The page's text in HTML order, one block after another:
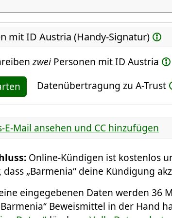
mit ID Austria (Handy-Signatur)
zweiPersonen mit ID Austria
Datenübertragung zu A-Trust
E-Mail ansehen und CC hinzufügen
Online-Kündigen ist kostenlos
„Barmenia“ deine Kündigung
eingegebenen Daten werden 36
Beweismittel in der Hand